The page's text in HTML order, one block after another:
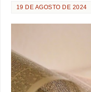
19 DE AGOSTO DE 2024